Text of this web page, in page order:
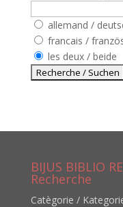
allemand /
francais /
les deux / beide
BIJUS BIBLIO
Recherche
Catègorie /